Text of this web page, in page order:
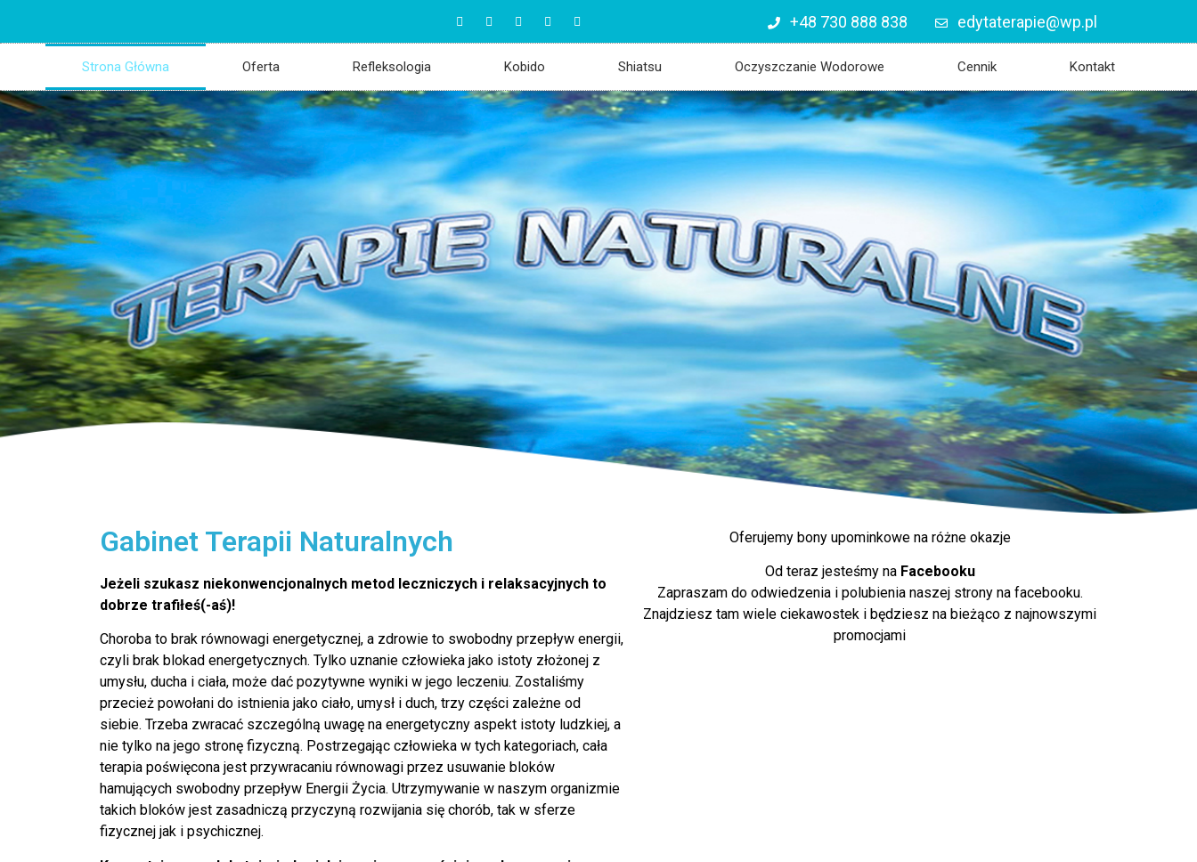
+48 730 888 838 edytaterapie@wp.pl
Strona Główna Oferta Refleksologia Kobido Shiatsu Oczyszczanie Wodorowe Cennik Kontakt
Gabinet Terapii Naturalnych
Jeżeli szukasz niekonwencjonalnych metod leczniczych i relaksacyjnych to
dobrze trafiłeś(-aś)!
Choroba to brak równowagi energetycznej, a zdrowie to swobodny przepływ energii,
czyli brak blokad energetycznych. Tylko uznanie człowieka jako istoty złożonej z
umysłu, ducha i ciała, może dać pozytywne wyniki w jego leczeniu. Zostaliśmy
przecież powołani do istnienia jako ciało, umysł i duch, trzy części zależne od
siebie. Trzeba zwracać szczególną uwagę na energetyczny aspekt istoty ludzkiej, a
nie tylko na jego stronę fizyczną. Postrzegając człowieka w tych kategoriach, cała
terapia poświęcona jest przywracaniu równowagi przez usuwanie bloków
hamujących swobodny przepływ Energii Życia. Utrzymywanie w naszym organizmie
takich bloków jest zasadniczą przyczyną rozwijania się chorób, tak w sferze
fizycznej jak i psychicznej.
Oferujemy bony upominkowe na różne okazje
Od teraz jesteśmy na Facebooku
Zapraszam do odwiedzenia i polubienia naszej strony na facebooku.
Znajdziesz tam wiele ciekawostek i będziesz na bieżąco z najnowszymi
promocjami